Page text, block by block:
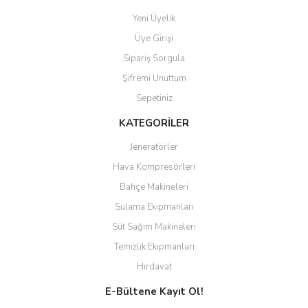
Yeni Üyelik
Üye Girişi
Sipariş Sorgula
Şifremi Unuttum
Sepetiniz
KATEGORİLER
Jeneratörler
Hava Kompresörleri
Bahçe Makineleri
Sulama Ekipmanları
Süt Sağım Makineleri
Temizlik Ekipmanları
Hırdavat
E-Bültene Kayıt Ol!